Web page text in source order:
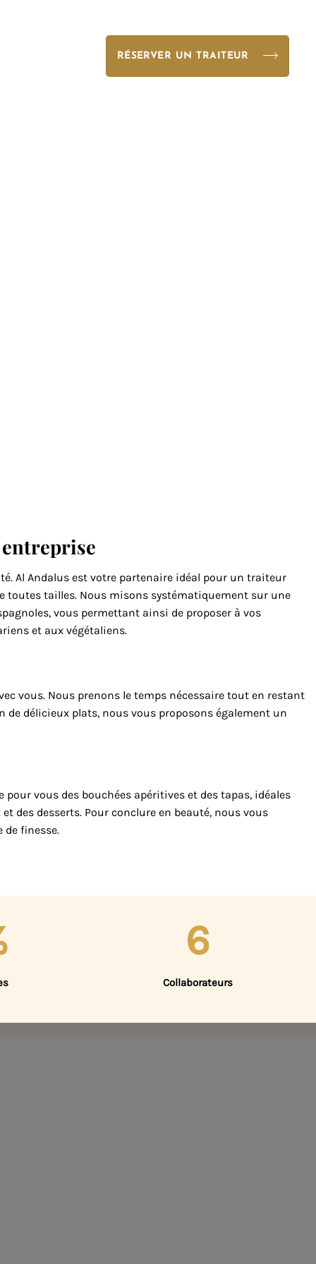
RÉSERVER UN TRAITEUR
Al Andalus est votre partenaire idéal pour un traiteur
toutes tailles. Nous misons systématiquement sur une
vous permettant ainsi de proposer à vos
et aux végétaliens.
vous. Nous prenons le temps nécessaire tout en restant
délicieux plats, nous vous proposons également un
vous des bouchées apéritives et des tapas, idéales
des desserts. Pour conclure en beauté, nous vous
de finesse.
6
Collaborateurs